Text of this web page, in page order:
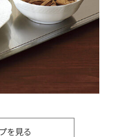
を見る